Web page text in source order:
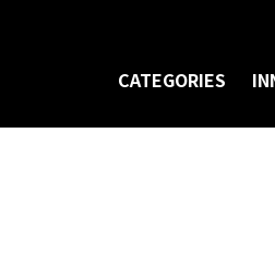
CATEGORIES